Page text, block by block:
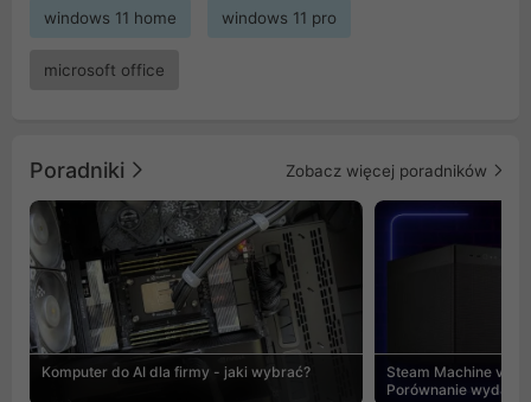
windows 11 home windows 11 pro
microsoft office
Poradniki Zobacz więcej poradników
Komputer do AI dla firmy - jaki wybrać?
Steam Machine vs
Porównanie